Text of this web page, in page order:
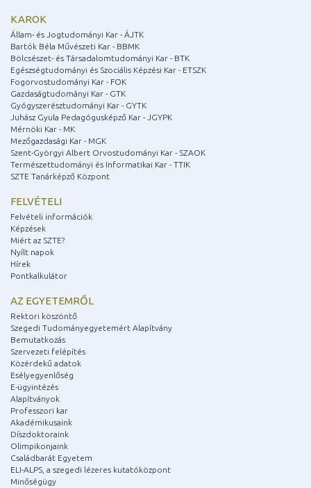
KAROK
Állam- és Jogtudományi Kar - ÁJTK
Bartók Béla Művészeti Kar - BBMK
Bölcsészet- és Társadalomtudományi Kar - BTK
Egészségtudományi és Szociális Képzési Kar - ETSZK
Fogorvostudományi Kar - FOK
Gazdaságtudományi Kar - GTK
Gyógyszerésztudományi Kar - GYTK
Juhász Gyula Pedagógusképző Kar - JGYPK
Mérnöki Kar - MK
Mezőgazdasági Kar - MGK
Szent-Györgyi Albert Orvostudományi Kar - SZAOK
Természettudományi és Informatikai Kar - TTIK
SZTE Tanárképző Központ
FELVÉTELI
Felvételi információk
Képzések
Miért az SZTE?
Nyílt napok
Hírek
Pontkalkulátor
AZ EGYETEMRŐL
Rektori köszöntő
Szegedi Tudományegyetemért Alapítvány
Bemutatkozás
Szervezeti felépítés
Közérdekű adatok
Esélyegyenlőség
E-ügyintézés
Alapítványok
Professzori kar
Akadémikusaink
Díszdoktoraink
Olimpikonjaink
Családbarát Egyetem
ELI-ALPS, a szegedi lézeres kutatóközpont
Minőségügy